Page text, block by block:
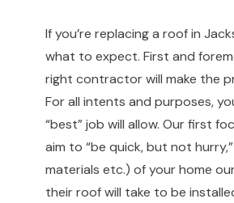
If you’re replacing a roof in
what to expect. First and
right contractor will make the process simple, and protect the investment you’ve made in your
For all intents and purposes,
“best” job will allow. Our first
aim to “be quick, but not
materials etc.) of your home
their roof will take to be installed, we discuss the following factors…​​​​‌